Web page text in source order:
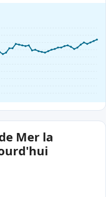
Mer la